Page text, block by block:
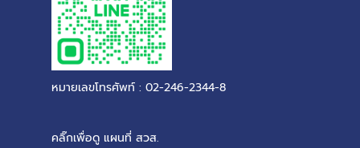
หมายเลขโทรศัพท์ : 02-246-2344-8
คลิ๊กเพื่อดู แผนที่ สวส.